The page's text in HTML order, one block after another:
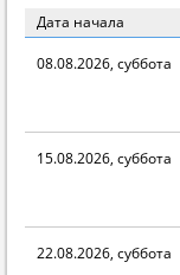
Дата начала
08.08.2026, суббота
15.08.2026, суббота
22.08.2026, суббота